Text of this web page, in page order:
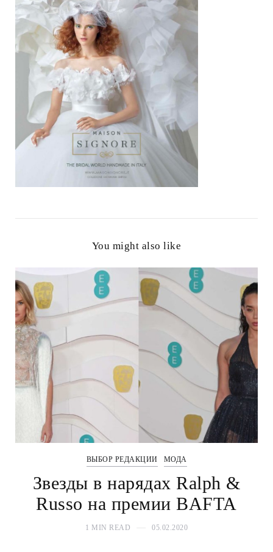
You might also like
ВЫБОР РЕДАКЦИИ МОДА
Звезды в нарядах Ralph &
Russo на премии BAFTA
1 MIN READ 05.02.2020